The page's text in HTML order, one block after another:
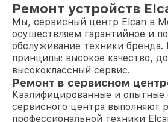
Ремонт устройств
Мы, сервисный центр Elcan в
осуществляем гарантийное и
обслуживание техники
принципы: высокое качество,
высококлассный сервис.
Ремонт в сервисном
Квалифицированные и опытные
сервисного центра выполняют
профессиональной техники